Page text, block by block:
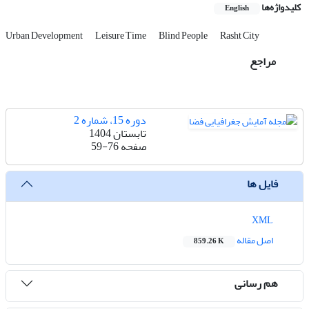
کلیدواژه‌ها English
Urban Development Leisure Time Blind People Rasht City
مراجع
دوره 15، شماره 2
تابستان 1404
صفحه59-76
فایل ها
اصل مقاله
859.26 K
هم رسانی